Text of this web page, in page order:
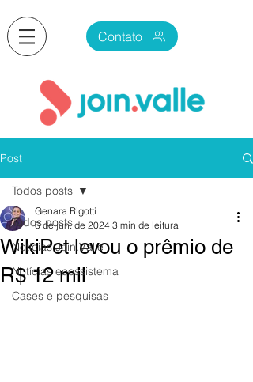
Contato
Post
Todos posts
Notícias Join.Valle
Notícias ecossistema
Cases e pesquisas
Todos posts
WikiPet levou o prêmio de
R$ 12 mil
Genara Rigotti
6 de jun. de 2024 3 min de leitura